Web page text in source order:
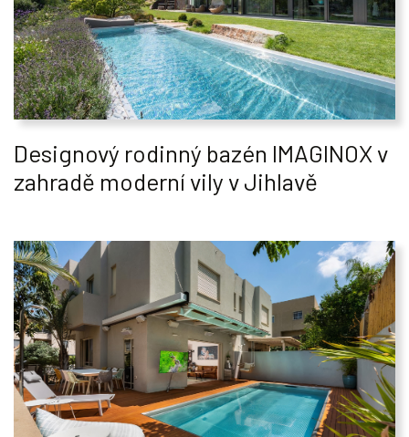
Designový rodinný bazén IMAGINOX v
zahradě moderní vily v Jihlavě